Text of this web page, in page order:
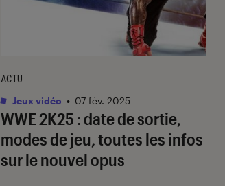
WWE 2K25 : date de sortie,
modes de jeu, toutes les infos
sur le nouvel opus
ACTU
Jeux vidéo • 07 fév. 2025